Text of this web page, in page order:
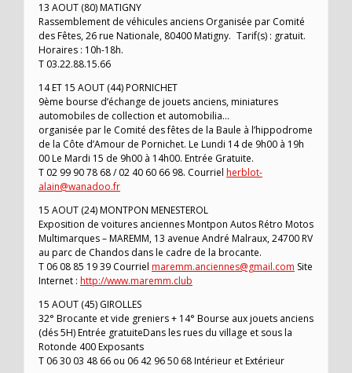
13 AOUT (80) MATIGNY
Rassemblement de véhicules anciens Organisée par Comité
des Fêtes, 26 rue Nationale, 80400 Matigny. Tarif(s) : gratuit.
Horaires : 10h-18h.
T 03.22.88.15.66
14 ET 15 AOUT (44) PORNICHET
9ème bourse d’échange de jouets anciens, miniatures
automobiles de collection et automobilia…
organisée par le Comité des fêtes de la Baule à l’hippodrome
de la Côte d’Amour de Pornichet. Le Lundi 14 de 9h00 à 19h
00 Le Mardi 15 de 9h00 à 14h00. Entrée Gratuite.
T 02 99 90 78 68 / 02 40 60 66 98. Courriel herblot-
alain@wanadoo.fr
15 AOUT (24) MONTPON MENESTEROL
Exposition de voitures anciennes Montpon Autos Rétro Motos
Multimarques – MAREMM, 13 avenue André Malraux, 24700 RV
au parc de Chandos dans le cadre de la brocante.
T 06 08 85 19 39 Courriel maremm.anciennes@gmail.com Site
Internet : http://www.maremm.club
15 AOUT (45) GIROLLES
32° Brocante et vide greniers + 14° Bourse aux jouets anciens
(dés 5H) Entrée gratuiteDans les rues du village et sous la
Rotonde 400 Exposants
T 06 30 03 48 66 ou 06 42 96 50 68 Intérieur et Extérieur